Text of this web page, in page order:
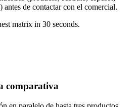
antes de contactar con el comercial.
matrix in 30 seconds.
comparativa